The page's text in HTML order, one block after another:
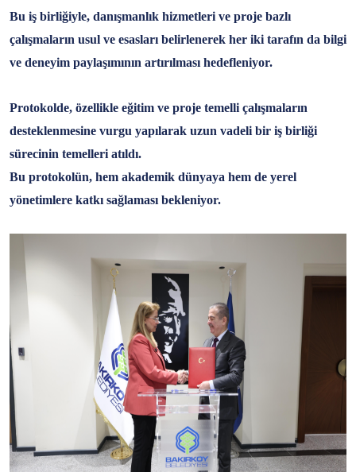
Bu iş birliğiyle, danışmanlık hizmetleri ve proje bazlı
çalışmaların usul ve esasları belirlenerek her iki tarafın da bilgi
ve deneyim paylaşımının artırılması hedefleniyor.
Protokolde, özellikle eğitim ve proje temelli çalışmaların
desteklenmesine vurgu yapılarak uzun vadeli bir iş birliği
sürecinin temelleri atıldı.
Bu protokolün, hem akademik dünyaya hem de yerel
yönetimlere katkı sağlaması bekleniyor.